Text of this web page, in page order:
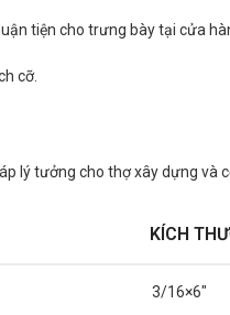
tiện cho trưng bày tại cửa
cỡ.
lý tưởng cho thợ xây dựng và
KÍCH
3/16×6″